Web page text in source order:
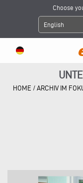
Choose
English
HOME / ARCHIV IM